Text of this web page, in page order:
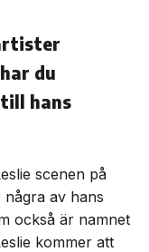
du
hans
scenen på
av hans
också är namnet
kommer att